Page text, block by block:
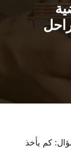
كم يأخذ